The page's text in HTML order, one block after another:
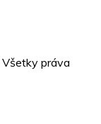
práva